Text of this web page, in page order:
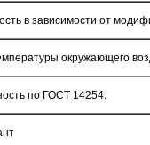
в зависимости от
окружающего
по ГОСТ 14254: